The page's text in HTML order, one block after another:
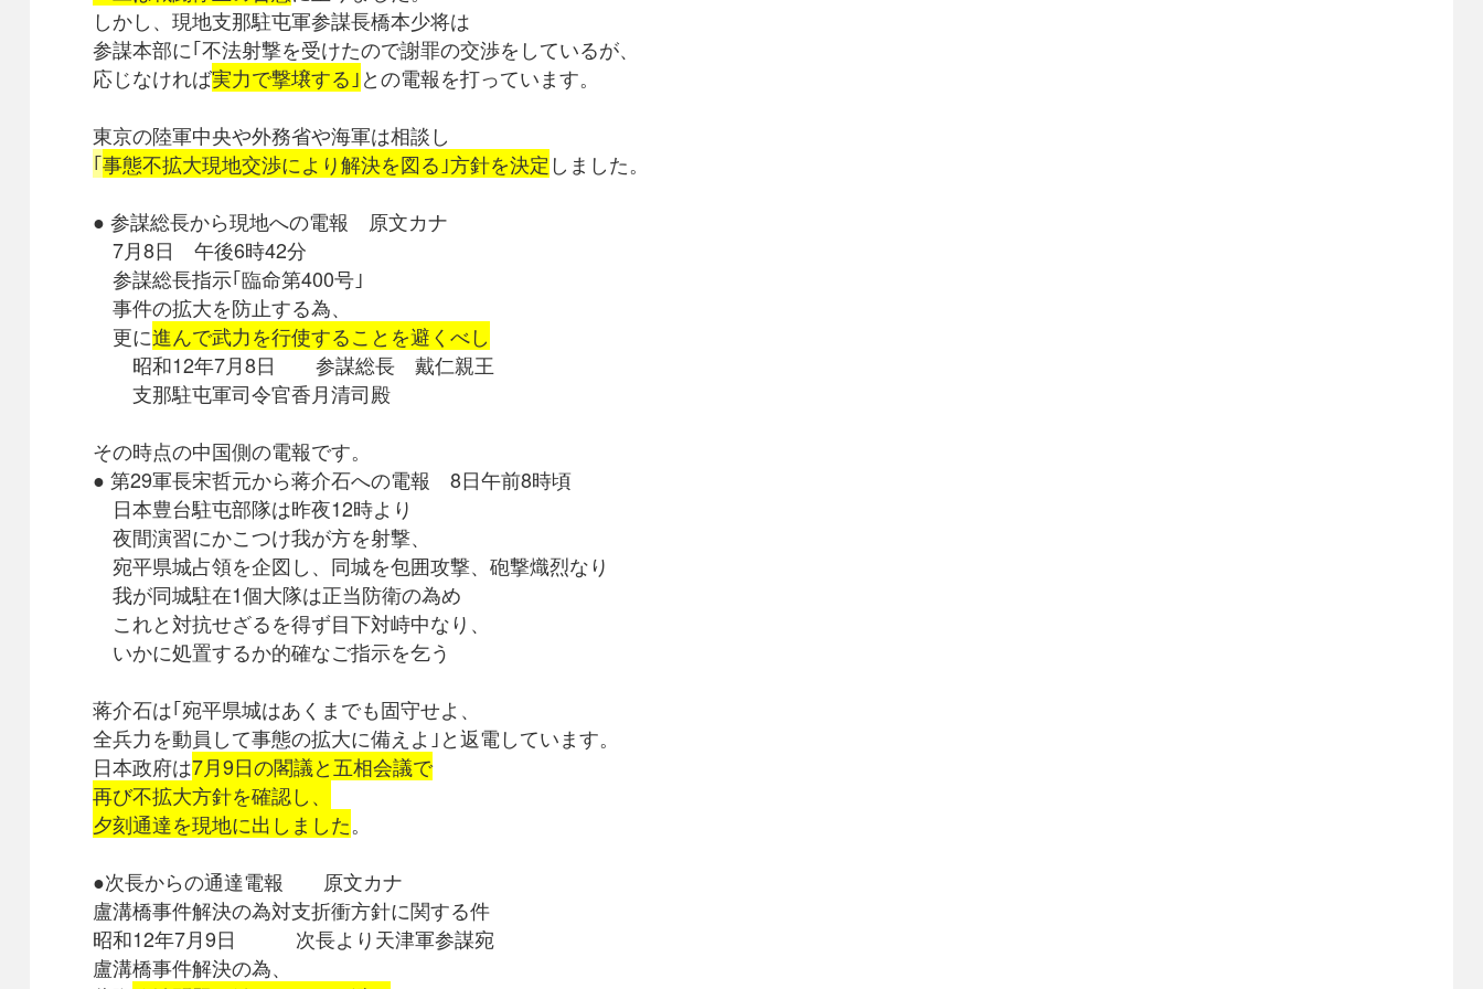
しかし、現地支那駐屯軍参謀長橋本少将は
参謀本部に｢不法射撃を受けたので謝罪の交渉をしているが、
応じなければ実力で撃壌する｣との電報を打っています。
東京の陸軍中央や外務省や海軍は相談し
｢事態不拡大現地交渉により解決を図る｣方針を決定 しました。
● 参謀総長から現地への電報 原文カナ
7月8日 午後6時42分
参謀総長指示｢臨命第400号｣
事件の拡大を防止する為、
更に進んで武力を行使することを避くべし
昭和12年7月8日 参謀総長 戴仁親王
支那駐屯軍司令官香月清司殿
その時点の中国側の電報です。
● 第29軍長宋哲元から蒋介石への電報 8日午前8時頃
日本豊台駐屯部隊は昨夜12時より
夜間演習にかこつけ我が方を射撃、
宛平県城占領を企図し、同城を包囲攻撃、砲撃熾烈なり
我が同城駐在1個大隊は正当防衛の為め
これと対抗せざるを得ず目下対峙中なり、
いかに処置するか的確なご指示を乞う
蒋介石は｢宛平県城はあくまでも固守せよ、
全兵力を動員して事態の拡大に備えよ｣と返電しています。
日本政府は7月9日の閣議と五相会議で
再び不拡大方針を確認し、
夕刻通達を現地に出しました。
●次長からの通達電報 原文カナ
盧溝橋事件解決の為対支折衝方針に関する件
昭和12年7月9日 次長より天津軍参謀宛
盧溝橋事件解決の為、